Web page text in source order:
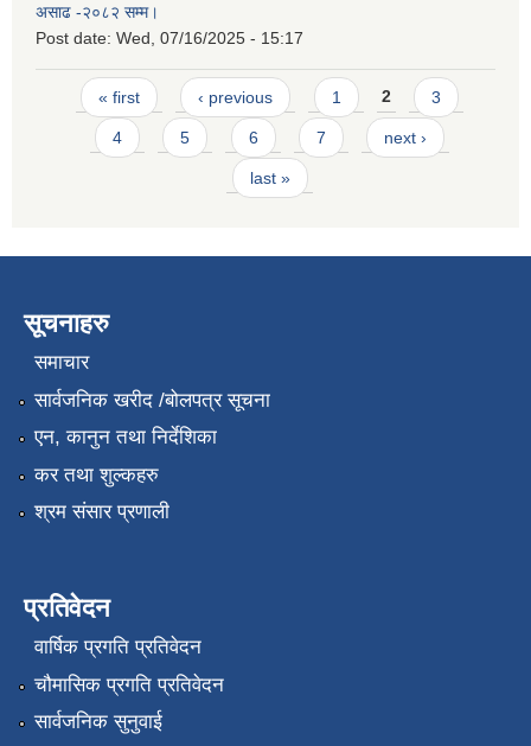
असाढ -२०८२ सम्म।
Post date: Wed, 07/16/2025 - 15:17
Pages
« first ‹ previous 1 2 3
4 5 6 7 next ›
last »
सूचनाहरु
समाचार
सार्वजनिक खरीद /बोलपत्र सूचना
एन, कानुन तथा निर्देशिका
कर तथा शुल्कहरु
श्रम संसार प्रणाली
प्रतिवेदन
वार्षिक प्रगति प्रतिवेदन
चौमासिक प्रगति प्रतिवेदन
सार्वजनिक सुनुवाई